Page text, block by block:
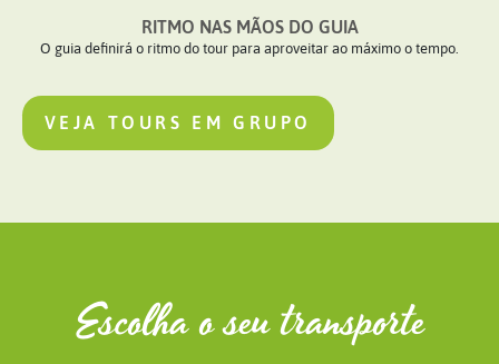
RITMO NAS MÃOS DO GUIA
O guia definirá o ritmo do tour para aproveitar ao máximo o tempo.
VEJA TOURS EM GRUPO
Escolha o seu transporte